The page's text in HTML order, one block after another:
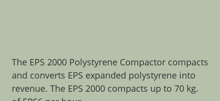
The EPS 2000 Polystyrene Compactor compacts
and converts EPS expanded polystyrene into
revenue. The EPS 2000 compacts up to 70 kg.